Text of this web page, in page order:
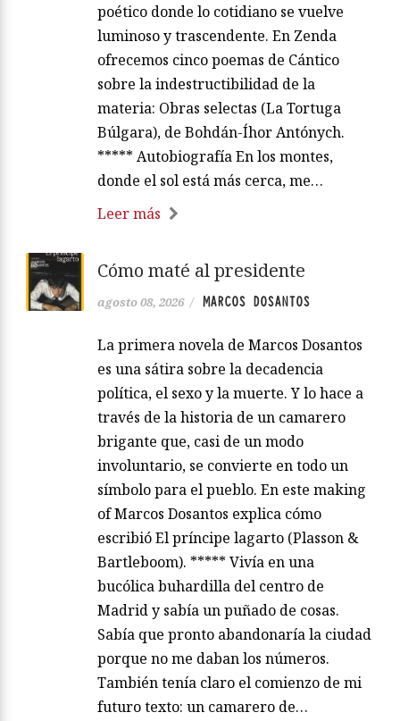
poético donde lo cotidiano se vuelve
luminoso y trascendente. En Zenda
ofrecemos cinco poemas de Cántico
sobre la indestructibilidad de la
materia: Obras selectas (La Tortuga
Búlgara), de Bohdán-Íhor Antónych.
***** Autobiografía En los montes,
donde el sol está más cerca, me…
Leer más
Cómo maté al presidente
agosto 08, 2026 / MARCOS DOSANTOS
La primera novela de Marcos Dosantos
es una sátira sobre la decadencia
política, el sexo y la muerte. Y lo hace a
través de la historia de un camarero
brigante que, casi de un modo
involuntario, se convierte en todo un
símbolo para el pueblo. En este making
of Marcos Dosantos explica cómo
escribió El príncipe lagarto (Plasson &
Bartleboom). ***** Vivía en una
bucólica buhardilla del centro de
Madrid y sabía un puñado de cosas.
Sabía que pronto abandonaría la ciudad
porque no me daban los números.
También tenía claro el comienzo de mi
futuro texto: un camarero de…